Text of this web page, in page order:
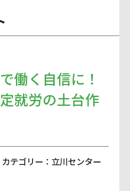
働く自信に！
就労の土台作
テゴリー：立川センター